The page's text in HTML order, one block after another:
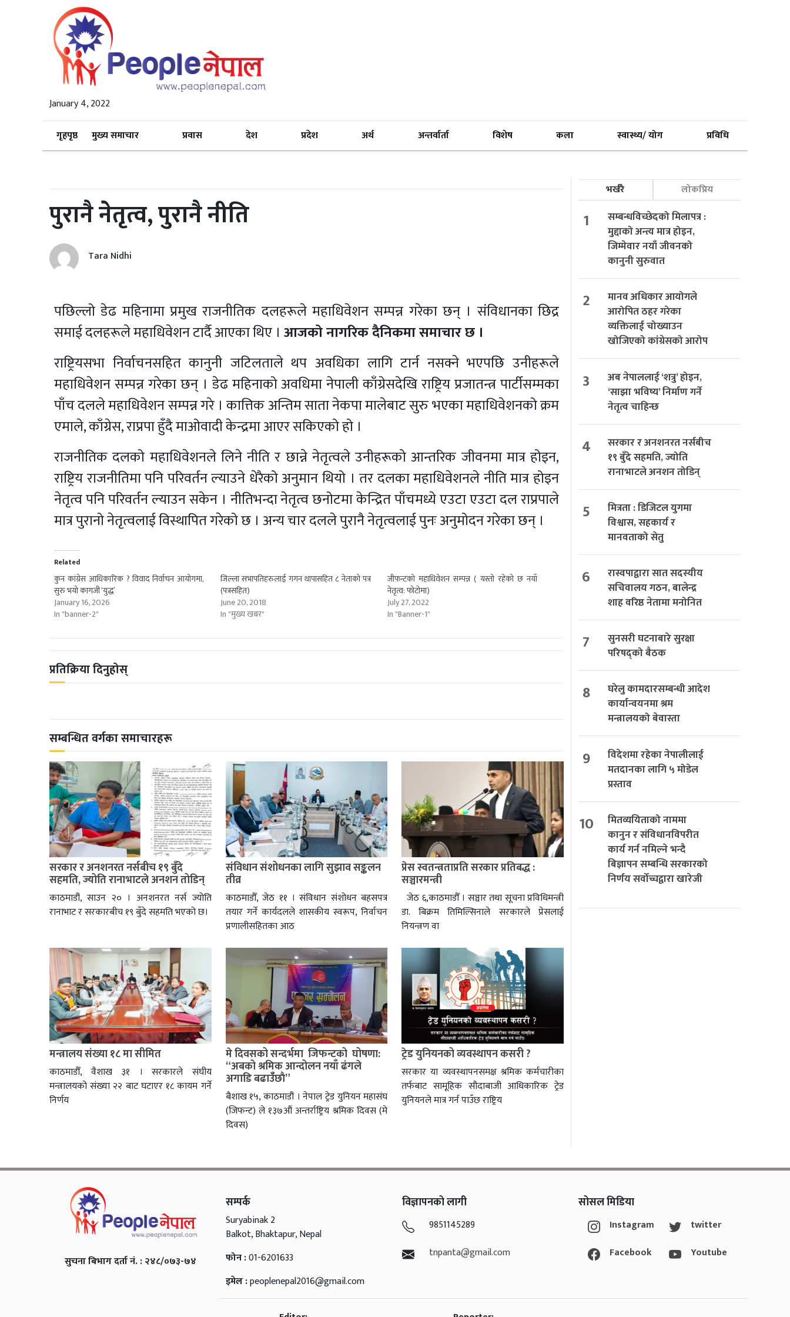
January 4, 2022
गृहपृष्ठ
मुख्य समाचार प्रवास देश प्रदेश अर्थ अन्तर्वार्ता विशेष कला स्वास्थ्य/ योग प्रविधि
पुरानै नेतृत्व, पुरानै नीति
Tara Nidhi
पछिल्लो डेढ महिनामा प्रमुख राजनीतिक दलहरूले महाधिवेशन सम्पन्न गरेका छन् । संविधानका छिद्र
समाई दलहरूले महाधिवेशन टार्दै आएका थिए । आजको नागरिक दैनिकमा समाचार छ ।
राष्ट्रियसभा निर्वाचनसहित कानुनी जटिलताले थप अवधिका लागि टार्न नसक्ने भएपछि उनीहरूले
महाधिवेशन सम्पन्न गरेका छन् । डेढ महिनाको अवधिमा नेपाली काँग्रेसदेखि राष्ट्रिय प्रजातन्त्र पार्टीसम्मका
पाँच दलले महाधिवेशन सम्पन्न गरे । कात्तिक अन्तिम साता नेकपा मालेबाट सुरु भएका महाधिवेशनको क्रम
एमाले, काँग्रेस, राप्रपा हुँदै माओवादी केन्द्रमा आएर सकिएको हो ।
राजनीतिक दलको महाधिवेशनले लिने नीति र छान्ने नेतृत्वले उनीहरूको आन्तरिक जीवनमा मात्र होइन,
राष्ट्रिय राजनीतिमा पनि परिवर्तन ल्याउने धेरैको अनुमान थियो । तर दलका महाधिवेशनले नीति मात्र होइन
नेतृत्व पनि परिवर्तन ल्याउन सकेन । नीतिभन्दा नेतृत्व छनोटमा केन्द्रित पाँचमध्ये एउटा एउटा दल राप्रपाले
मात्र पुरानो नेतृत्वलाई विस्थापित गरेको छ । अन्य चार दलले पुरानै नेतृत्वलाई पुनः अनुमोदन गरेका छन् ।
Related
कुन कांग्रेस आधिकारिक ? विवाद निर्वाचन आयोगमा,
सुरु भयो कागजी ‘युद्ध’
January 16, 2026
In "banner-2"
जिल्ला सभापतिहरुलाई गगन थापासहित ८ नेताको पत्र
(पत्रसहित)
June 20, 2018
In "मुख्य खबर"
जीफन्टकाे महाधिवेशन सम्पन्न ( यस्तो रहेको छ नयाँ
नेतृत्व: फोटोमा)
July 27, 2022
In "Banner-1"
प्रतिक्रिया दिनुहोस्
सम्बन्धित वर्गका समाचारहरू
सरकार र अनशनरत नर्सबीच १९ बुँदे
सहमति, ज्योति रानाभाटले अनशन तोडिन्
काठमाडौं, साउन २० । अनशनरत नर्स ज्योति
रानाभाट र सरकारबीच १९ बुँदे सहमति भएको छ।
संविधान संशोधनका लागि सुझाव सङ्कलन
तीव्र
काठमाडौँ, जेठ ११ । संविधान संशोधन बहसपत्र
तयार गर्ने कार्यदलले शासकीय स्वरूप, निर्वाचन
प्रणालीसहितका आठ
प्रेस स्वतन्त्रताप्रति सरकार प्रतिबद्ध :
सञ्चारमन्त्री
जेठ ६,काठमाडौँ । सञ्चार तथा सूचना प्रविधिमन्त्री
डा. बिक्रम तिमिल्सिनाले सरकारले प्रेसलाई
नियन्त्रण वा
मन्त्रालय संख्या १८ मा सीमित
काठमाडौँ, वैशाख ३१ । सरकारले संघीय
मन्त्रालयको संख्या २२ बाट घटाएर १८ कायम गर्ने
निर्णय
मे दिवसको सन्दर्भमा जिफन्टको घोषणा:
“अबको श्रमिक आन्दोलन नयाँ ढंगले
अगाडि बढाउँँछाै”
बैशाख १५, काठमाडौं । नेपाल ट्रेड युनियन महासंघ
(जिफन्ट) ले १३७औं अन्तर्राष्ट्रिय श्रमिक दिवस (मे
दिवस)
ट्रेड युनियनको व्यवस्थापन कसरी ?
सरकार या व्यवस्थापनसमक्ष श्रमिक कर्मचारीका
तर्फबाट सामूहिक सौदाबाजी आधिकारिक ट्रेड
युनियनले मात्र गर्न पाउँछ राष्ट्रिय
भर्खरै लोकप्रिय
1
सम्बन्धविच्छेदको मिलापत्र :
मुद्दाको अन्त्य मात्र होइन,
जिम्मेवार नयाँ जीवनको
कानुनी सुरुवात
2
मानव अधिकार आयोगले
आरोपित ठहर गरेका
व्यक्तिलाई चोख्याउन
खोजिएको कांग्रेसको आरोप
3
अब नेपाललाई ‘शत्रु’ होइन,
‘साझा भविष्य’ निर्माण गर्ने
नेतृत्व चाहिन्छ
4
सरकार र अनशनरत नर्सबीच
१९ बुँदे सहमति, ज्योति
रानाभाटले अनशन तोडिन्
5
मित्रता : डिजिटल युगमा
विश्वास, सहकार्य र
मानवताको सेतु
6
रास्वपाद्वारा सात सदस्यीय
सचिवालय गठन, बालेन्द्र
शाह वरिष्ठ नेतामा मनोनित
7
सुनसरी घटनाबारे सुरक्षा
परिषद्को बैठक
8
घरेलु कामदारसम्बन्धी आदेश
कार्यान्वयनमा श्रम
मन्त्रालयको बेवास्ता
9
विदेशमा रहेका नेपालीलाई
मतदानका लागि ५ मोडेल
प्रस्ताव
10
मितव्ययिताको नाममा
कानुन र संविधानविपरीत
कार्य गर्न नमिल्ने भन्दै
बिज्ञापन सम्बन्धि सरकारको
निर्णय सर्वोच्चद्वारा खारेजी
सुचना बिभाग दर्ता नं. : २४८/०७३-७४
सम्पर्क
Suryabinak 2
Balkot, Bhaktapur, Nepal
फोन :01-6201633
इमेल :peoplenepal2016@gmail.com
विज्ञापनको लागी
9851145289
tnpanta@gmail.com
सोसल मिडिया
Instagram
Facebook
twitter
Youtube